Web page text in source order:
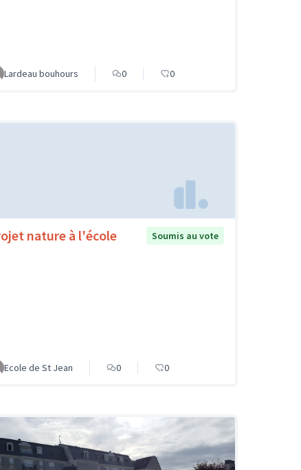
Lardeau bouhours 0 0
nature à l'école Soumis au vote
Ecole de St Jean 0 0